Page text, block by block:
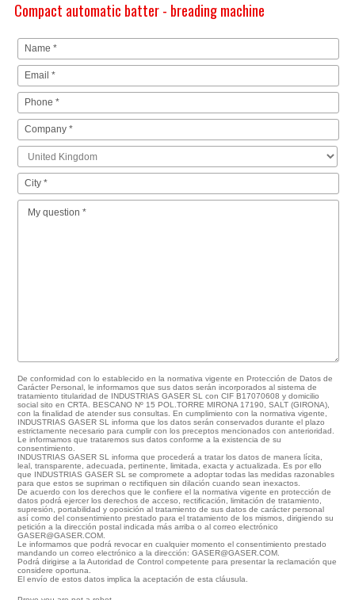
Compact automatic batter - breading machine
De conformidad con lo establecido en la normativa vigente en Protección de Datos de
Carácter Personal, le informamos que sus datos serán incorporados al sistema de
tratamiento titularidad de INDUSTRIAS GASER SL con CIF B17070608 y domicilio
social sito en CRTA. BESCANO Nº 15 POL.TORRE MIRONA 17190, SALT (GIRONA),
con la finalidad de atender sus consultas. En cumplimiento con la normativa vigente,
INDUSTRIAS GASER SL informa que los datos serán conservados durante el plazo
estrictamente necesario para cumplir con los preceptos mencionados con anterioridad.
Le informamos que trataremos sus datos conforme a la existencia de su
consentimiento.
INDUSTRIAS GASER SL informa que procederá a tratar los datos de manera lícita,
leal, transparente, adecuada, pertinente, limitada, exacta y actualizada. Es por ello
que INDUSTRIAS GASER SL se compromete a adoptar todas las medidas razonables
para que estos se supriman o rectifiquen sin dilación cuando sean inexactos.
De acuerdo con los derechos que le confiere el la normativa vigente en protección de
datos podrá ejercer los derechos de acceso, rectificación, limitación de tratamiento,
supresión, portabilidad y oposición al tratamiento de sus datos de carácter personal
así como del consentimiento prestado para el tratamiento de los mismos, dirigiendo su
petición a la dirección postal indicada más arriba o al correo electrónico
GASER@GASER.COM.
Le informamos que podrá revocar en cualquier momento el consentimiento prestado
mandando un correo electrónico a la dirección: GASER@GASER.COM.
Podrá dirigirse a la Autoridad de Control competente para presentar la reclamación que
considere oportuna.
El envío de estos datos implica la aceptación de esta cláusula.